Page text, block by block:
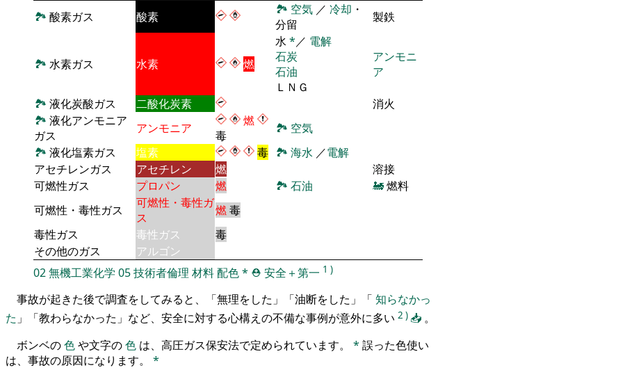
🏞 酸素ガス 酸素 🏞 空気 ／ 冷却 ・
分留
製鉄
🏞 水素ガス 水素 燃
水 *／ 電解
石炭
石油
ＬＮＧ
アンモニ
ア
🏞 液化炭酸ガス 二酸化炭素
消火
🏞 液化アンモニア
ガス
アンモニア
燃
毒
🏞 空気
🏞 液化塩素ガス 塩素 毒 🏞 海水 ／電解
アセチレンガス
アセチレン 燃
溶接
可燃性ガス
プロパン 燃 🏞 石油 🚂燃料
可燃性・毒性ガス
可燃性・毒性ガ
ス
燃毒
毒性ガス
毒性ガス
毒
その他のガス
アルゴン
02無機工業化学 05技術者倫理 材料配色* ⛑️ 安全＋第一 1 )
事故が起きた後で調査をしてみると、「無理をした」「油断をした」「 知らなかっ
た」「教わらなかった」など、安全に対する心構えの不備な事例が意外に多い 2 ) 📥 。
ボンベの色や文字の色 は、高圧ガス保安法で定められています。 * 誤った色使い
は、事故の原因になります。 *